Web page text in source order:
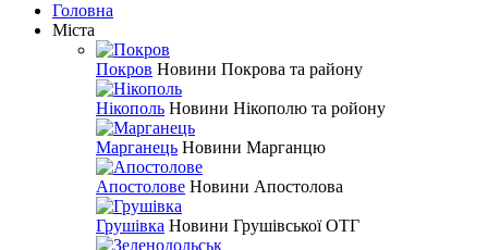
Головна
Міста
Покров Новини Покрова та району
Нікополь Новини Нікополю та ройону
Марганець Новини Марганцю
Апостолове Новини Апостолова
Грушівка Новини Грушівської ОТГ